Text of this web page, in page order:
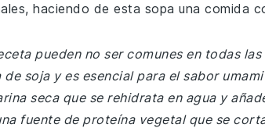
haciendo de esta sopa una comida
pueden no ser comunes en todas
soja y es esencial para el sabor
seca que se rehidrata en agua y
fuente de proteína vegetal que se